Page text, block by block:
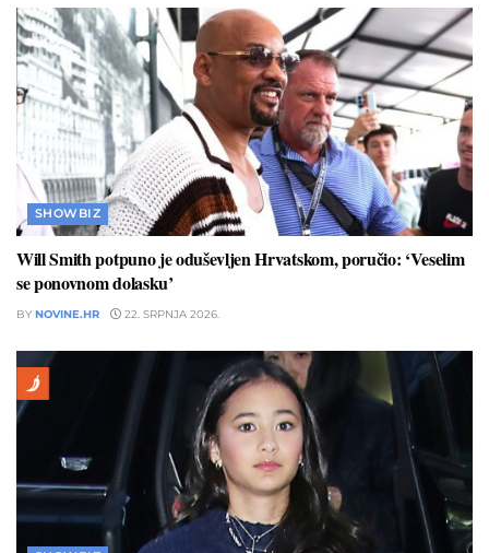
SHOWBIZ
Will Smith potpuno je oduševljen Hrvatskom, poručio: ‘Veselim
se ponovnom dolasku’
BY NOVINE.HR 22. SRPNJA 2026.